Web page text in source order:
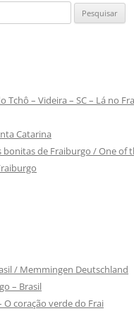
Tchô – Videira – SC – Lá no
Catarina
bonitas de Fraiburgo / One of
/ Memmingen Deutschland
– Brasil
O coração verde do Frai